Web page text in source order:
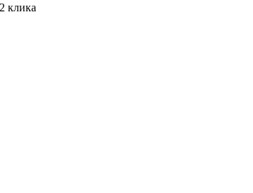
клика